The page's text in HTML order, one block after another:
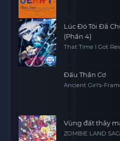
Lúc Đó Tôi Đã
(Phần 4)
That Time I Got
Đấu Thần Cơ
Ancient Girl's-
Vùng đất thây
ZOMBIE LAND